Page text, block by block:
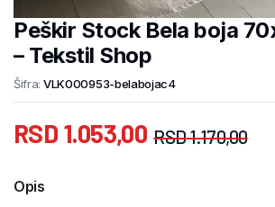
Peškir Stock Bela boja
– Tekstil Shop
Šifra: VLK000953-belabojac4
RSD1.170,00
RSD 1.053,00
Opis